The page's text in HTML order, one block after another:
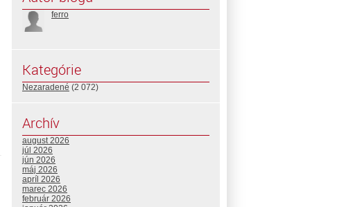
ferro
Kategórie
Nezaradené (2 072)
Archív
august 2026
júl 2026
jún 2026
máj 2026
apríl 2026
marec 2026
február 2026